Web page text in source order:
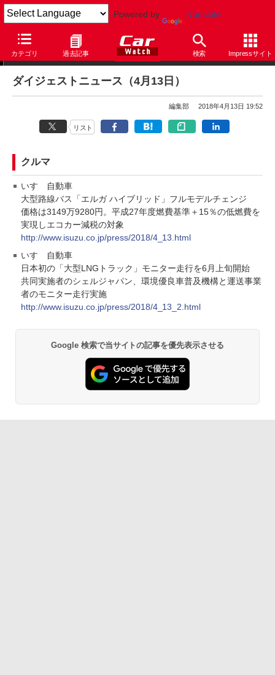
Powered by Translate
カテゴリ 過去記事 検索 Impressサイト
ダイジェストニュース
ダイジェストニュース（4月13日）
編集部 2018年4月13日 19:52
リスト
クルマ
いすゞ自動車
大型路線バス「エルガ ハイブリッド」フルモデルチェンジ
価格は3149万9280円。平成27年度燃費基準＋15％の低燃費を
実現しエコカー減税の対象
http://www.isuzu.co.jp/press/2018/4_13.html
いすゞ自動車
日本初の「大型LNGトラック」モニター走行を6月上旬開始
共同実施者のシェルジャパン、環境優良車普及機構と運送事業
者のモニター走行実施
http://www.isuzu.co.jp/press/2018/4_13_2.html
Google 検索で当サイトの記事を優先表示させる